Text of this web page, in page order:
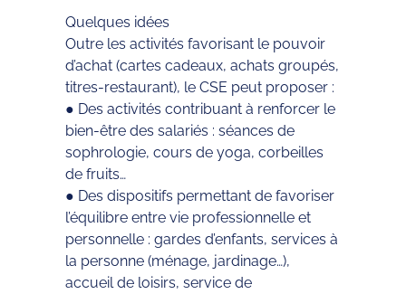
Quelques idées
Outre les activités favorisant le pouvoir
d’achat (cartes cadeaux, achats groupés,
titres-restaurant), le CSE peut proposer :
● Des activités contribuant à renforcer le
bien-être des salariés : séances de
sophrologie, cours de yoga, corbeilles
de fruits…
● Des dispositifs permettant de favoriser
l’équilibre entre vie professionnelle et
personnelle : gardes d’enfants, services à
la personne (ménage, jardinage…),
accueil de loisirs, service de